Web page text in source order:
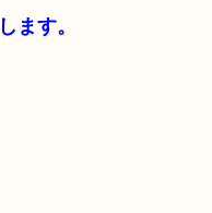
ます。